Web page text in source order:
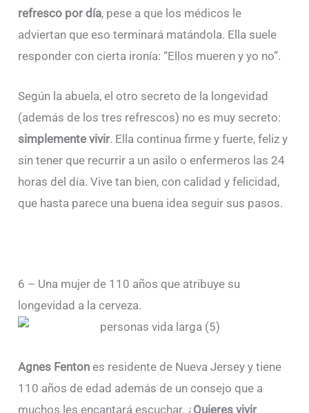
refresco por día, pese a que los médicos le
adviertan que eso terminará matándola. Ella suele
responder con cierta ironía: “Ellos mueren y yo no”.
Según la abuela, el otro secreto de la longevidad
(además de los tres refrescos) no es muy secreto:
simplemente vivir. Ella continua firme y fuerte, feliz y
sin tener que recurrir a un asilo o enfermeros las 24
horas del día. Vive tan bien, con calidad y felicidad,
que hasta parece una buena idea seguir sus pasos.
6 – Una mujer de 110 años que atribuye su
longevidad a la cerveza.
Agnes Fenton es residente de Nueva Jersey y tiene
110 años de edad además de un consejo que a
muchos les encantará escuchar. ¿ Quieres vivir